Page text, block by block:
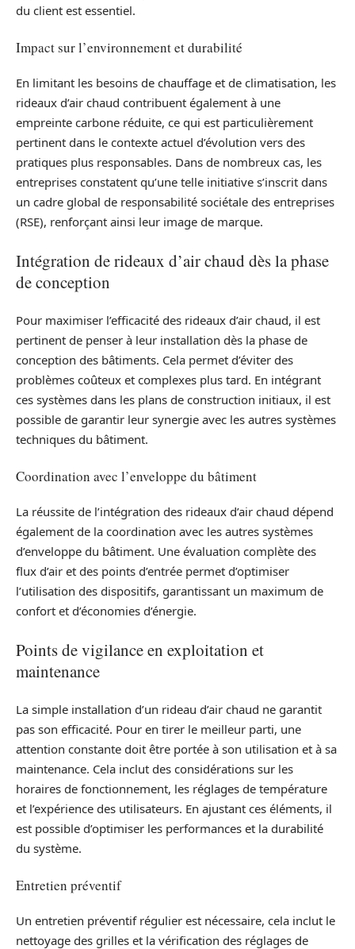
du client est essentiel.
Impact sur l’environnement et durabilité
En limitant les besoins de chauffage et de climatisation, les
rideaux d’air chaud contribuent également à une
empreinte carbone réduite, ce qui est particulièrement
pertinent dans le contexte actuel d’évolution vers des
pratiques plus responsables. Dans de nombreux cas, les
entreprises constatent qu’une telle initiative s’inscrit dans
un cadre global de responsabilité sociétale des entreprises
(RSE), renforçant ainsi leur image de marque.
Intégration de rideaux d’air chaud dès la phase
de conception
Pour maximiser l’efficacité des rideaux d’air chaud, il est
pertinent de penser à leur installation dès la phase de
conception des bâtiments. Cela permet d’éviter des
problèmes coûteux et complexes plus tard. En intégrant
ces systèmes dans les plans de construction initiaux, il est
possible de garantir leur synergie avec les autres systèmes
techniques du bâtiment.
Coordination avec l’enveloppe du bâtiment
La réussite de l’intégration des rideaux d’air chaud dépend
également de la coordination avec les autres systèmes
d’enveloppe du bâtiment. Une évaluation complète des
flux d’air et des points d’entrée permet d’optimiser
l’utilisation des dispositifs, garantissant un maximum de
confort et d’économies d’énergie.
Points de vigilance en exploitation et
maintenance
La simple installation d’un rideau d’air chaud ne garantit
pas son efficacité. Pour en tirer le meilleur parti, une
attention constante doit être portée à son utilisation et à sa
maintenance. Cela inclut des considérations sur les
horaires de fonctionnement, les réglages de température
et l’expérience des utilisateurs. En ajustant ces éléments, il
est possible d’optimiser les performances et la durabilité
du système.
Entretien préventif
Un entretien préventif régulier est nécessaire, cela inclut le
nettoyage des grilles et la vérification des réglages de